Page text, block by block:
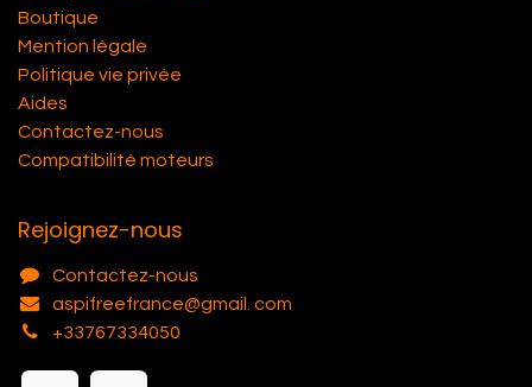
Boutique
Mention légale
Politique vie privée
Aides
Contactez-nous
Compatibilité moteurs
Rejoignez-nous
Contactez-nous
aspifreefrance@gmail. com
+33767334050